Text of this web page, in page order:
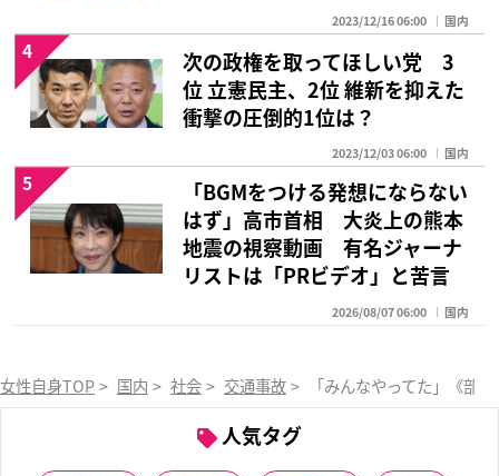
2023/12/16 06:00 国内
次の政権を取ってほしい党 3
位 立憲民主、2位 維新を抑えた
衝撃の圧倒的1位は？
2023/12/03 06:00 国内
4
「BGMをつける発想にならない
はず」高市首相 大炎上の熊本
地震の視察動画 有名ジャーナ
リストは「PRビデオ」と苦言
2026/08/07 06:00 国内
5
女性自身TOP > 国内 > 社会 > 交通事故 > 「みんなやってた」《部
人気タグ